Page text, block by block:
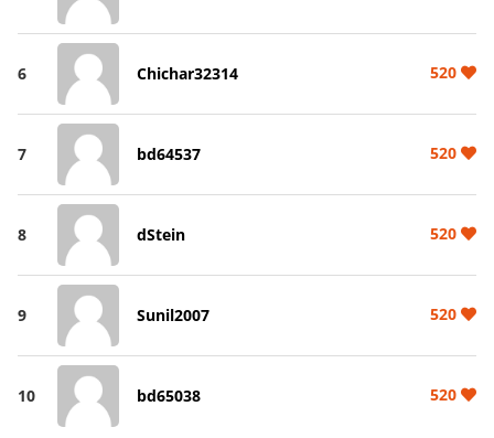
6 Chichar32314 520
7 bd64537 520
8 dStein 520
9 Sunil2007 520
10 bd65038 520